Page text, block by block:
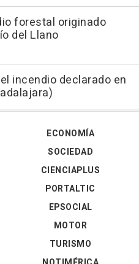
forestal originado
del Llano
incendio declarado en
ECONOMÍA
SOCIEDAD
CIENCIAPLUS
PORTALTIC
EPSOCIAL
MOTOR
TURISMO